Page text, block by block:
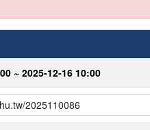
~ 2025-12-16 10:00